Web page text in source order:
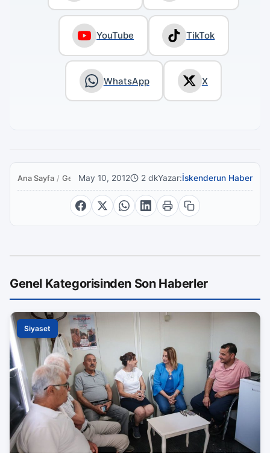
YouTube TikTok
WhatsApp X
Ana Sayfa / GenelMay 10, 2012 2 dkYazar:İskenderun Haber
Genel Kategorisinden Son Haberler
Siyaset